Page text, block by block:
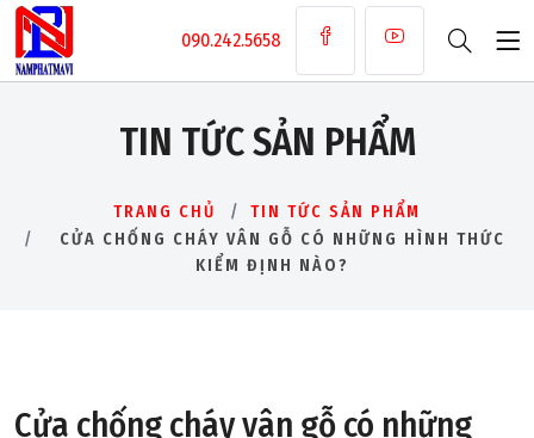
090.242.5658
TIN TỨC SẢN PHẨM
TRANG CHỦ
TIN TỨC SẢN PHẨM
CỬA CHỐNG CHÁY VÂN GỖ CÓ NHỮNG HÌNH THỨC
KIỂM ĐỊNH NÀO?
Cửa chống cháy vân gỗ có những